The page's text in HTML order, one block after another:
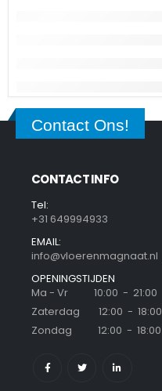
Contact Ons!
CONTACT INFO
Tel:
+31 649994933
EMAIL:
info@vloerenmagnaat.nl
OPENINGSTIJDEN
Ma - Vr 10:00 - 21:00
Zaterdag 12:00 - 18:00
Zondag 12:00 - 18:00